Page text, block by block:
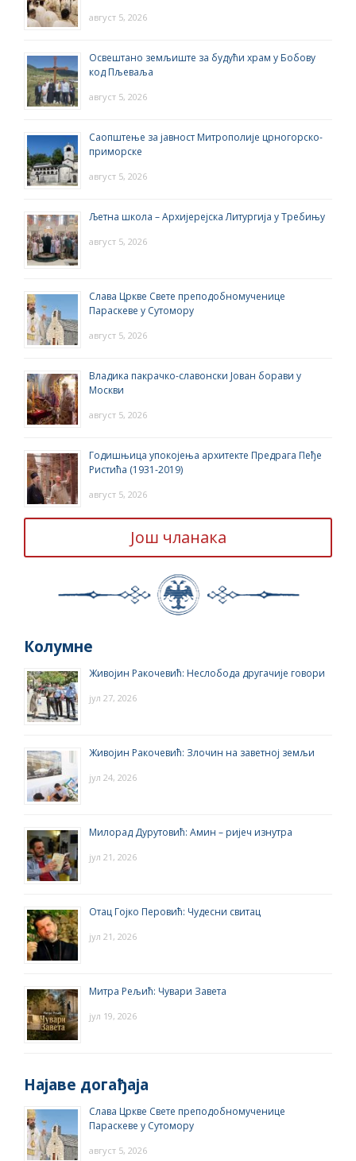
август 5, 2026
Освештано земљиште за будући храм у Бобову
код Пљеваља
август 5, 2026
Саопштење за јавност Митрополије црногорско-
приморске
август 5, 2026
Љетна школа – Архијерејска Литургија у Требињу
август 5, 2026
Слава Цркве Свете преподобномученице
Параскеве у Сутомору
август 5, 2026
Владика пакрачко-славонски Јован борави у
Москви
август 5, 2026
Годишњица упокојења архитекте Предрага Пеђе
Ристића (1931-2019)
август 5, 2026
Још чланака
Колумне
Живојин Ракочевић: Неслобода другачије говори
јул 27, 2026
Живојин Ракочевић: Злочин на заветној земљи
јул 24, 2026
Милорад Дурутовић: Амин – ријеч изнутра
јул 21, 2026
Отац Гојко Перовић: Чудесни свитац
јул 21, 2026
Митра Рељић: Чувари Завета
јул 19, 2026
Најаве догађаја
Слава Цркве Свете преподобномученице
Параскеве у Сутомору
август 5, 2026